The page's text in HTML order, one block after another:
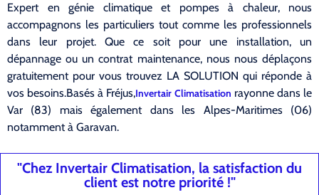
Expert en génie climatique et pompes à chaleur, nous
accompagnons les particuliers tout comme les professionnels
dans leur projet. Que ce soit pour une installation, un
dépannage ou un contrat maintenance, nous nous déplaçons
gratuitement pour vous trouvez LA SOLUTION qui réponde à
vos besoins.Basés à Fréjus,Invertair Climatisation rayonne dans le
Var (83) mais également dans les Alpes-Maritimes (06)
notamment à Garavan.
"Chez Invertair Climatisation, la satisfaction du
client est notre priorité !"